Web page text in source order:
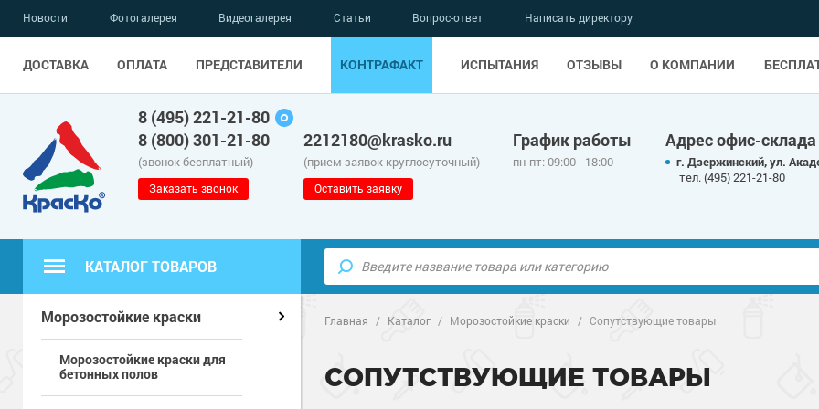
Новости Фотогалерея Видеогалерея Статьи Вопрос-ответ Написать директору
ДОСТАВКА ОПЛАТА ПРЕДСТАВИТЕЛИ КОНТРАФАКТ ИСПЫТАНИЯ ОТЗЫВЫ О КОМПАНИИ
8 (495) 221-21-80
8 (800) 301-21-80
(звонок бесплатный)
Заказать звонок
2212180@krasko.ru
(прием заявок круглосуточный)
Оставить заявку
График работы
пн-пт: 09:00 - 18:00
Адрес офис-
г. Дзержинский, ул.
тел. (495) 221-21-80
КАТАЛОГ ТОВАРОВ
Полимерные наливные полы Полиуретановые полы
Для бетонных полов
Главная / Каталог / Морозостойкие краски / Сопутствующие товары
СОПУТСТВУЮЩИЕ ТОВАРЫ
Морозостойкие краски
Морозостойкие краски для
бетонных полов